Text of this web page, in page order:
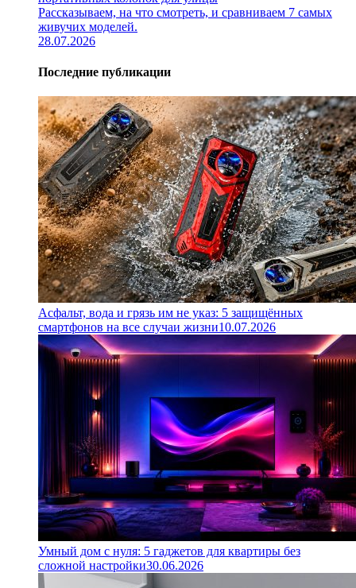
Рассказываем, на что смотреть, и сравниваем 7 самых
живучих моделей.
28.07.2026
Последние публикации
Асфальт, вода и грязь им не указ: 5 защищённых
смартфонов на все случаи жизни10.07.2026
Умный дом с нуля: 5 гаджетов для квартиры без
сложной настройки30.06.2026